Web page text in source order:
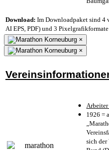
Download: Im Downloadpaket sind 4
AI EPS, PDF) und 3 Pixelgrafikformate
×
×
1926 =
sich der